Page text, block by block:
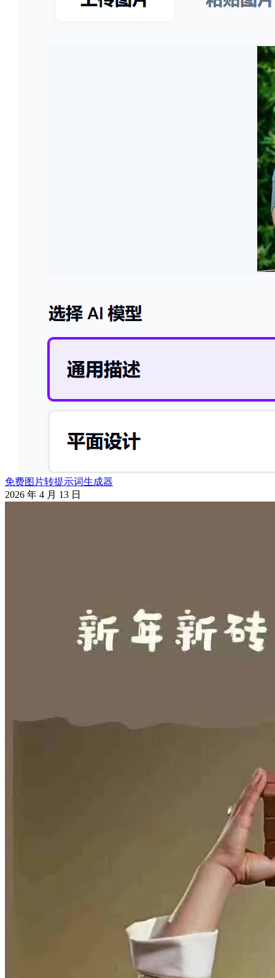
免费图片转提示词生成器
2026 年 4 月 13 日